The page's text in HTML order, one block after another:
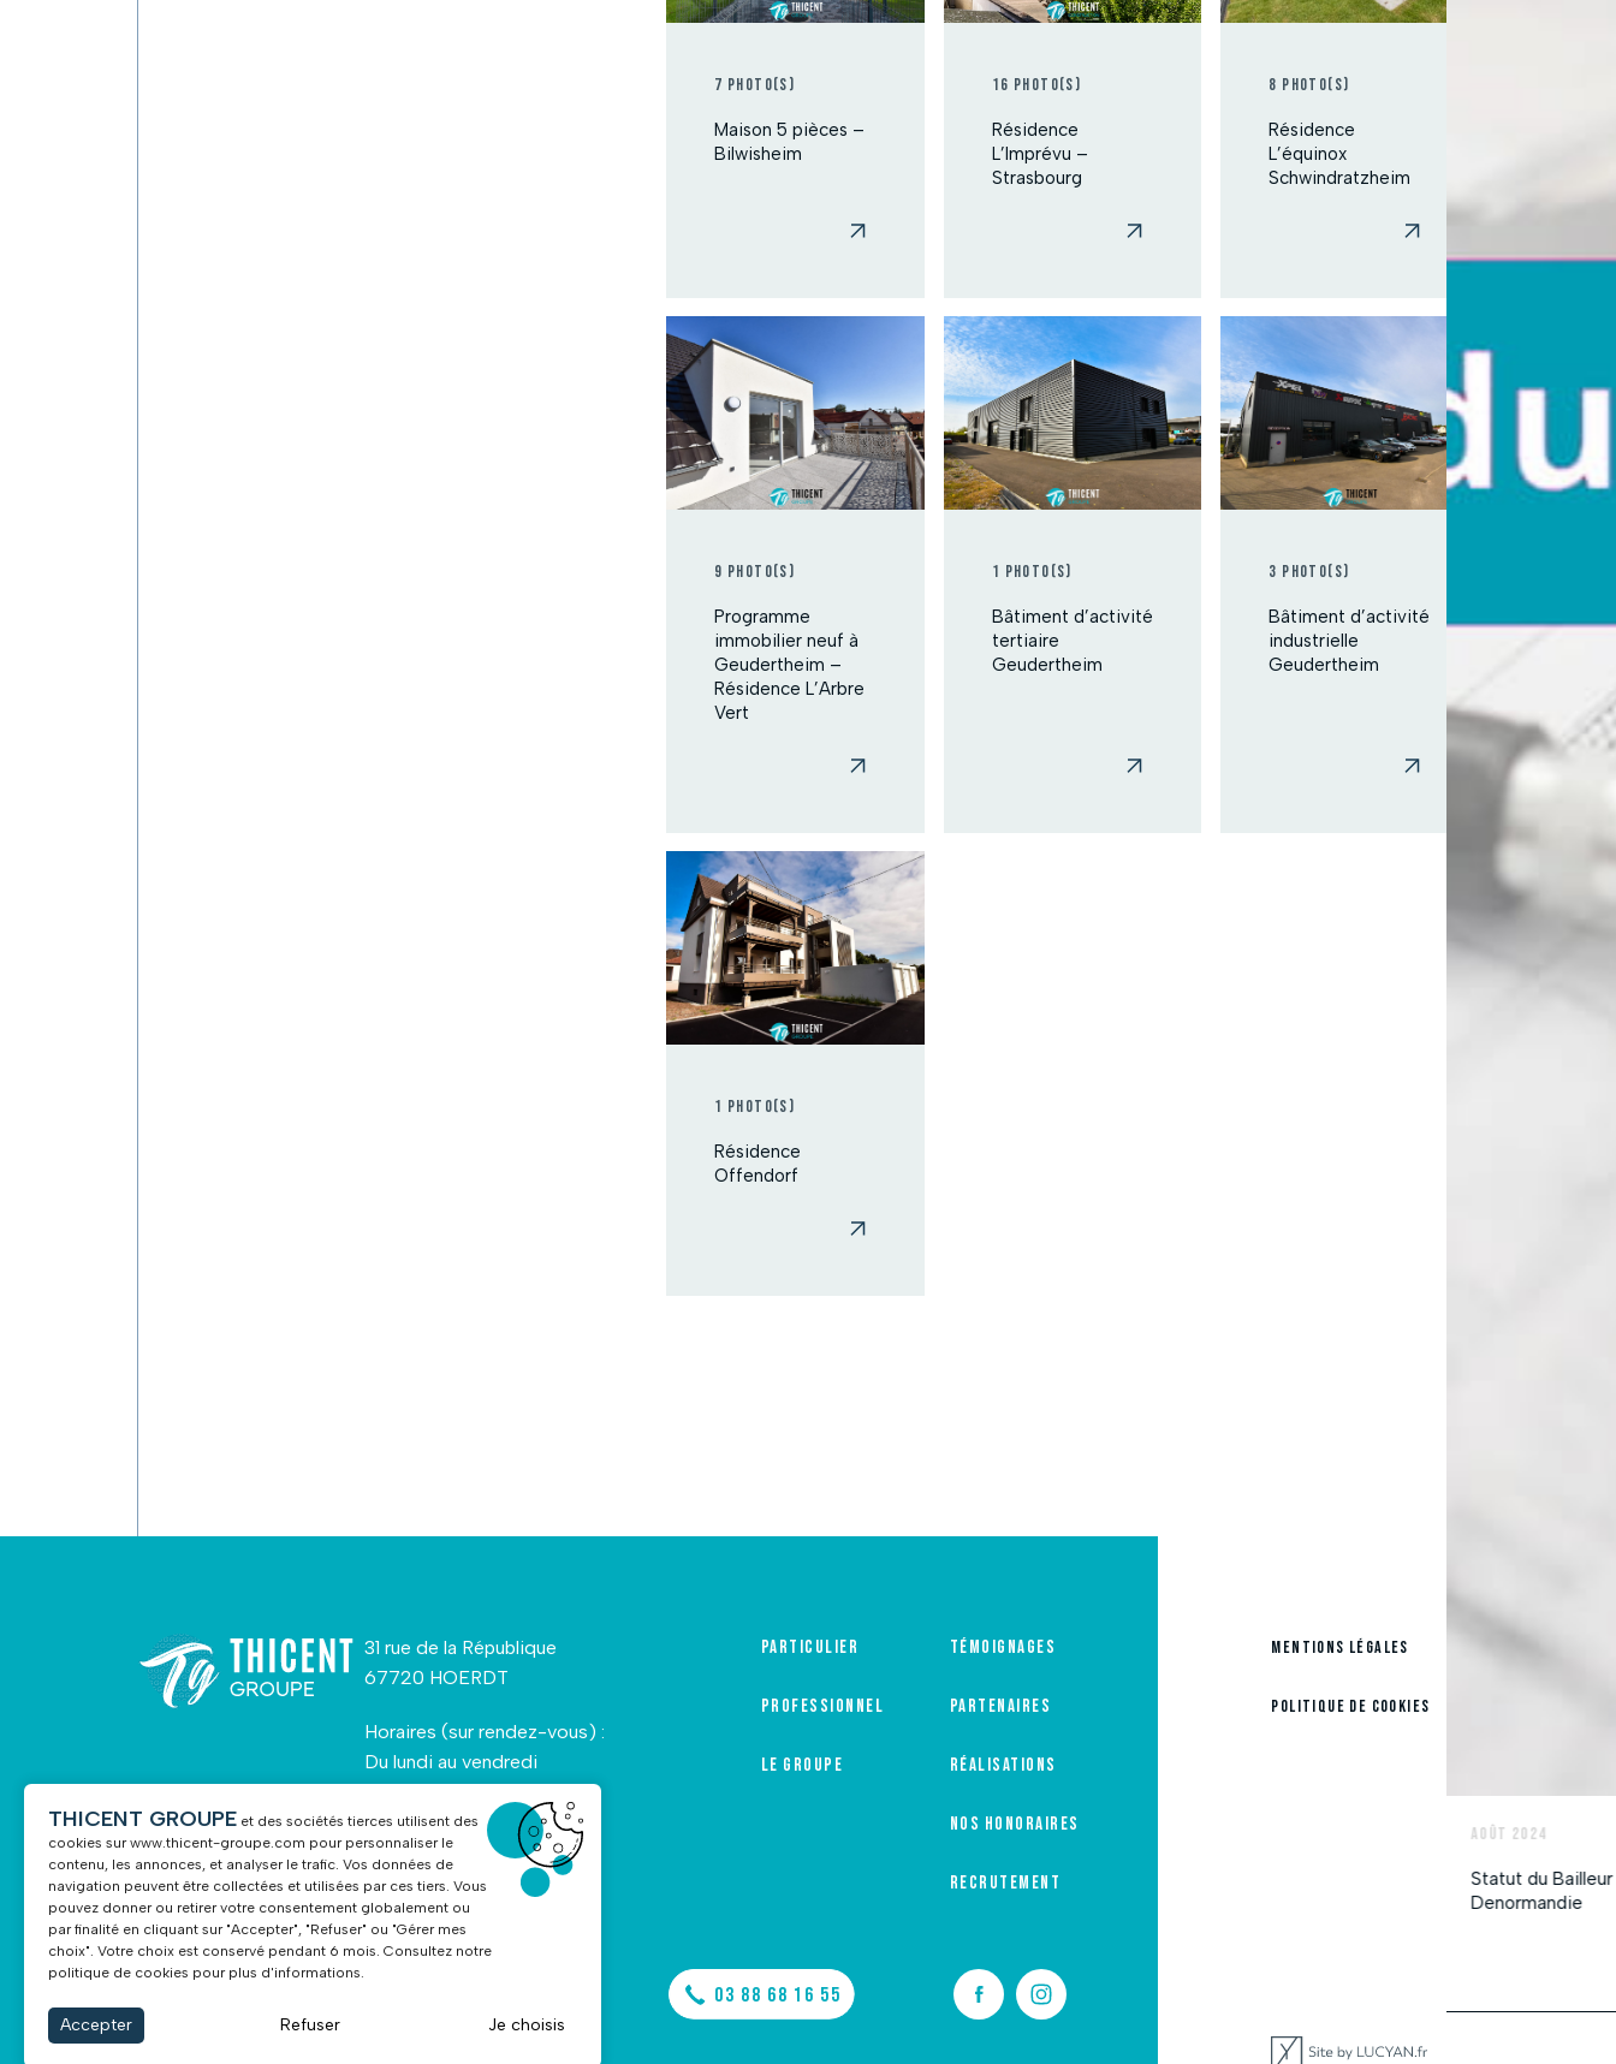
7 photo(s)
Maison 5 pièces –
Bilwisheim
16 photo(s)
Résidence
L’Imprévu –
Strasbourg
8 photo(s)
Résidence
L’équinox
Schwindratzheim
9 photo(s)
Programme
immobilier neuf à
Geudertheim –
Résidence L’Arbre
Vert
1 photo(s)
Bâtiment d’activité
tertiaire
Geudertheim
3 photo(s)
Bâtiment d’activité
industrielle
Geudertheim
1 photo(s)
Résidence
Offendorf
31 rue de la République
67720 HOERDT
Horaires (sur rendez-vous) :
Du lundi au vendredi
De 08h30 à 18h00
Particulier
Professionnel
Le groupe
Témoignages
Partenaires
Réalisations
Nos honoraires
Recrutement
03 88 68 16 55
MENTIONS LÉGALES
POLITIQUE DE COOKIES
THICENT GROUPE et des sociétés tierces utilisent des
cookies surwww.thicent-groupe.com pour personnaliser le
contenu, les annonces, et analyser le trafic. Vos données de
navigation peuvent être collectées et utilisées par ces tiers. Vous
pouvez donner ou retirer votre consentement globalement ou
par finalité en cliquant sur "Accepter", "Refuser" ou "Gérer mes
choix". Votre choix est conservé pendant 6 mois. Consultez notre
politique de cookies pour plus d'informations.
Accepter Refuser Je choisis